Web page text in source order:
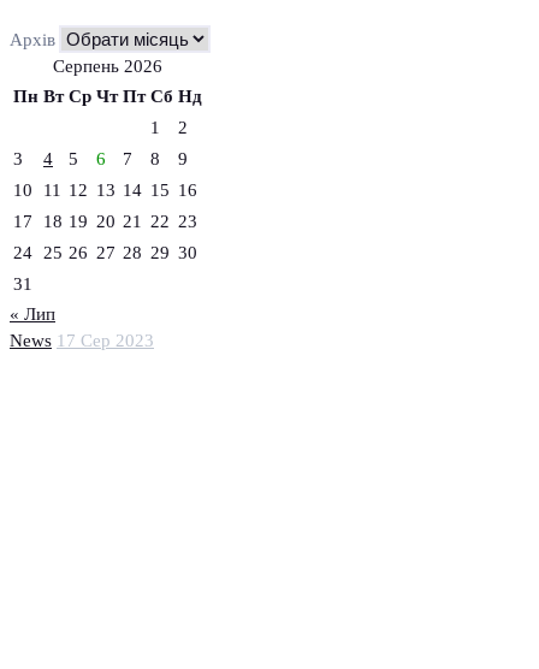
News 17 Сер 2023
Архів
Серпень 2026
Пн Вт Ср Чт Пт Сб Нд
1
2
3
4 5 6 7 8
9
10
11 12 13 14 15 16
17
18 19 20 21 22 23
24
25 26 27 28 29 30
31
« Лип